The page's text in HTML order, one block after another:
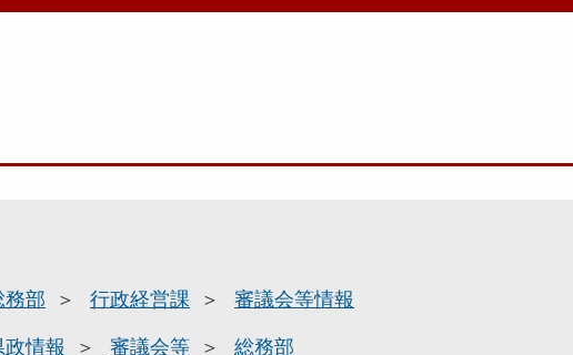
務部 行政経営課 審議会等情報
政情報 審議会等 総務部